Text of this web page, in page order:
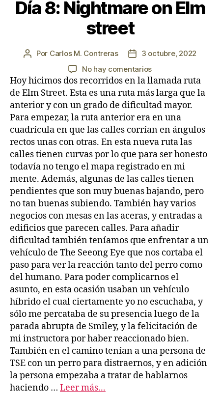
Día 8: Nightmare on Elm
street
Autor
la
entrada
Por Carlos M. Contreras
Fecha
la
entrada
3 octubre, 2022
No hay comentariosen
Día
8:
Nightmare
Elm
street
Hoy hicimos dos recorridos en la llamada ruta
de Elm Street. Esta es una ruta más larga que la
anterior y con un grado de dificultad mayor.
Para empezar, la ruta anterior era en una
cuadrícula en que las calles corrían en ángulos
rectos unas con otras. En esta nueva ruta las
calles tienen curvas por lo que para ser honesto
todavía no tengo el mapa registrado en mi
mente. Además, algunas de las calles tienen
pendientes que son muy buenas bajando, pero
no tan buenas subiendo. También hay varios
negocios con mesas en las aceras, y entradas a
edificios que parecen calles. Para añadir
dificultad también teníamos que enfrentar a un
vehículo de The Seeong Eye que nos cortaba el
paso para ver la reacción tanto del perro como
del humano. Para poder complicarnos el
asunto, en esta ocasión usaban un vehículo
híbrido el cual ciertamente yo no escuchaba, y
sólo me percataba de su presencia luego de la
parada abrupta de Smiley, y la felicitación de
mi instructora por haber reaccionado bien.
También en el camino tenían a una persona de
TSE con un perro para distraernos, y en adición
la persona empezaba a tratar de hablarnos
haciendo … Leer más...